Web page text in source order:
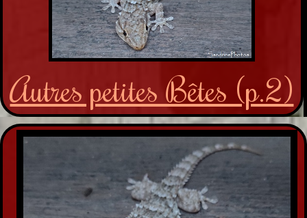
Autres petites Bêtes (p.2)